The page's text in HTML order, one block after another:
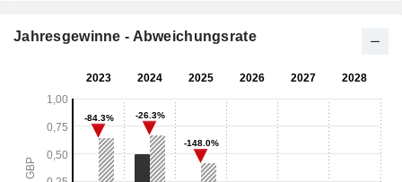
Jahresgewinne - Abweichungsrate